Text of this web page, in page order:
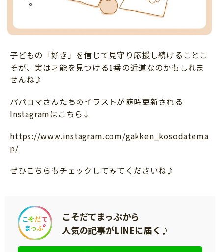
子どもの「好き」を信じて見守り応援し続けることこ
そが、実は才能を見つける1番の近道なのかもしれま
せんね♪
パパコマさんたちのイラストが随時更新される
Instagramはこちら↓
https://www.instagram.com/gakken_kosodatema
p/
ぜひこちらもチェックしてみてくださいね♪
こそだてまっぷから
人気の記事がLINEに届く♪